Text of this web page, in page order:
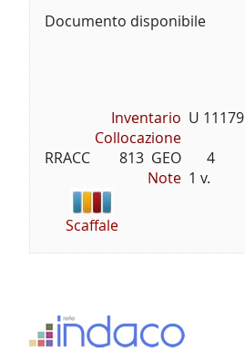
Documento disponibile
Inventario U 11179
Collocazione
RRACC        813  GEO       4
Note 1 v.
Scaffale